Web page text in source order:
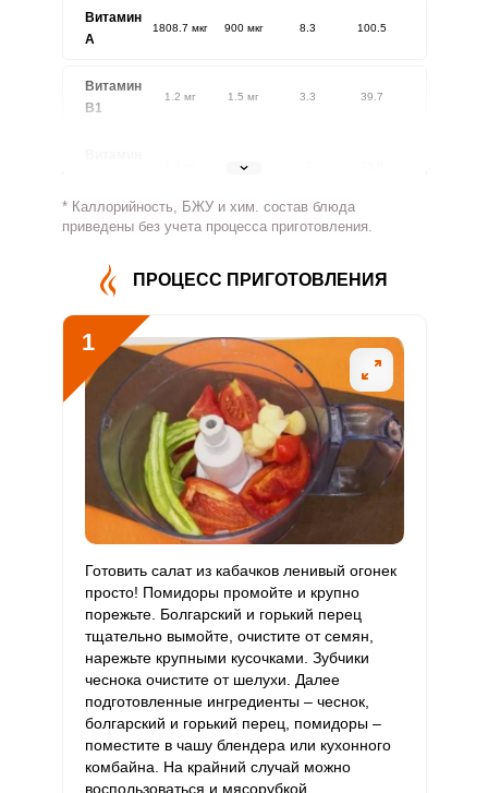
Витамин
A
1808.7 мкг 900 мкг 8.3 100.5
Витамин
В1
1.2 мг 1.5 мг 3.3 39.7
1.8 мг
Витамин
180.1 мг 500 мг 1.5 18
Витамин
В5
Витамин
В6
3.9 мг 2 мг 8.1 98.6
Витамин
298.4 мкг 400 мкг 3.1 37.3
Витамин
0 3 мкг
Витамин
С
950.5 мкг 90 мкг 43.5 528
Витамин
D
10 мкг 0
Витамин
E
Биотин 6.4 мг 50 мг 0.5
* Каллорийность, БЖУ и хим. состав блюда
приведены без учета процесса приготовления.
ПРОЦЕСС ПРИГОТОВЛЕНИЯ
1
Готовить салат из кабачков ленивый огонек
просто! Помидоры промойте и крупно
порежьте. Болгарский и горький перец
тщательно вымойте, очистите от семян,
нарежьте крупными кусочками. Зубчики
чеснока очистите от шелухи. Далее
подготовленные ингредиенты – чеснок,
болгарский и горький перец, помидоры –
поместите в чашу блендера или кухонного
комбайна. На крайний случай можно
воспользоваться и мясорубкой.
Сообщить об ошибке